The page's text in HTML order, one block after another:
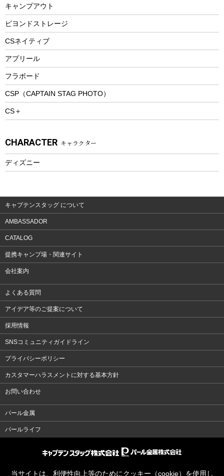
スノーシュー
防寒ウェア
トレッキング
トレッキングアクセサリー
プレイグッズ
ウェルネス
ウェア、タオル
ウェア
キャンプアウト
ビヨンドストレージ
CSネイティブ
アプリール
フラボード
CSP（CAPTAIN STAG PHOTO）
CS＋
CHARACTER キャラクター
ディズニー
キャプテンスタッグ について
AMBASSADOR
CATALOG
提携キャンプ場・関連サイト
会社案内
よくある質問
アイデア等のご提案について
採用情報
SNSコミュニティガイドライン
プライバシーポリシー
カスタマーハラスメントに対する基本方針
お問い合わせ
パール金属
パールライフ
当サイトは、利便性向上等のためにクッキー（cookie）を使用し